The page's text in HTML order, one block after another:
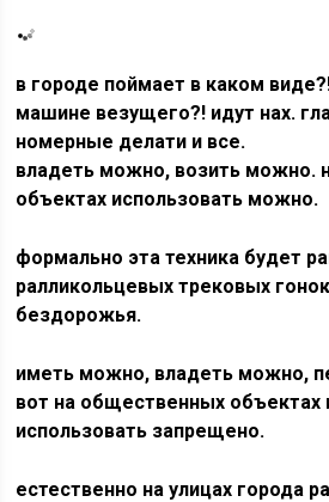
в городе поймает в каком
машине везущего?! идут нах.
номерные делати и все.
владеть можно, возить можно.
объектах использовать можно.
формально эта техника будет
ралликольцевых трековых
бездорожья.
иметь можно, владеть можно,
вот на общественных объектах
использовать запрещено.
естественно на улицах города